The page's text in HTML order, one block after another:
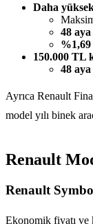
Daha
48
%1,69
150.000 TL
48
Ayrıca Renault
model yılı binek
Renault
Renault
Ekonomik fiyatı ve